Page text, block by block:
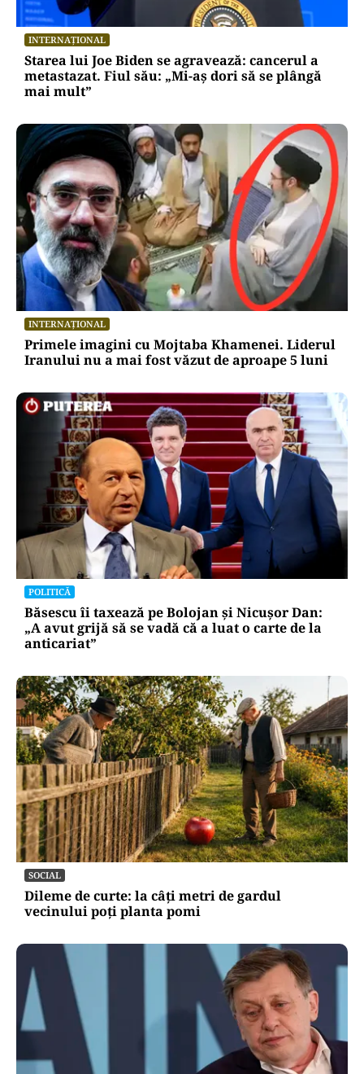
INTERNAȚIONAL
Starea lui Joe Biden se agravează: cancerul a
metastazat. Fiul său: „Mi-aș dori să se plângă
mai mult”
INTERNAȚIONAL
Primele imagini cu Mojtaba Khamenei. Liderul
Iranului nu a mai fost văzut de aproape 5 luni
POLITICĂ
Băsescu îi taxează pe Bolojan și Nicușor Dan:
„A avut grijă să se vadă că a luat o carte de la
anticariat”
SOCIAL
Dileme de curte: la câți metri de gardul
vecinului poți planta pomi